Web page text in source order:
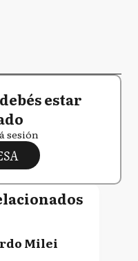
estar
sesión
Milei